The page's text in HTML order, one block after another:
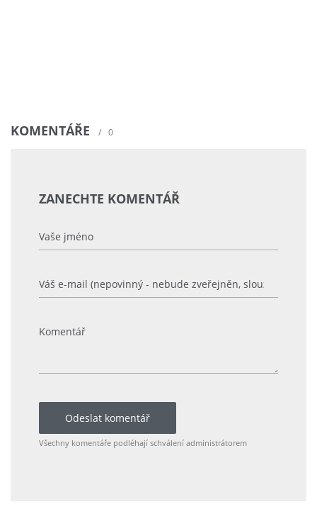
KOMENTÁŘE / 0
ZANECHTE KOMENTÁŘ
Odeslat komentář
Všechny komentáře podléhají schválení administrátorem